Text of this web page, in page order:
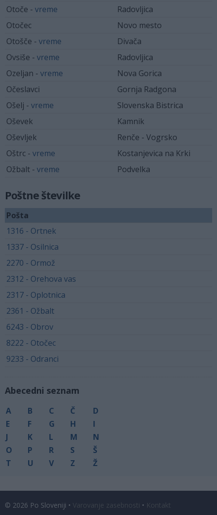
Otoče - vreme
Radovljica
Otočec
Novo mesto
Otošče - vreme
Divača
Ovsiše - vreme
Radovljica
Ozeljan - vreme
Nova Gorica
Očeslavci
Gornja Radgona
Ošelj - vreme
Slovenska Bistrica
Oševek
Kamnik
Oševljek
Renče - Vogrsko
Oštrc - vreme
Kostanjevica na Krki
Ožbalt - vreme Podvelka
Poštne številke
Pošta
1316 - Ortnek
1337 - Osilnica
2270 - Ormož
2312 - Orehova vas
2317 - Oplotnica
2361 - Ožbalt
6243 - Obrov
8222 - Otočec
9233 - Odranci
Abecedni seznam
A B C Č
D
E
F G H
I
J
K L M
N
O
P R S
Š
T
U V Z Ž
© 2026 Po Sloveniji • Varovanje zasebnosti • Kontakt